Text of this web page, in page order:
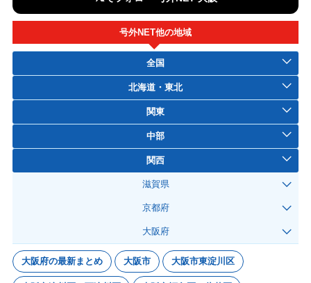
号外NET他の地域
全国
北海道・東北
関東
中部
関西
滋賀県
京都府
大阪府
大阪府の最新まとめ 大阪市 大阪市東淀川区